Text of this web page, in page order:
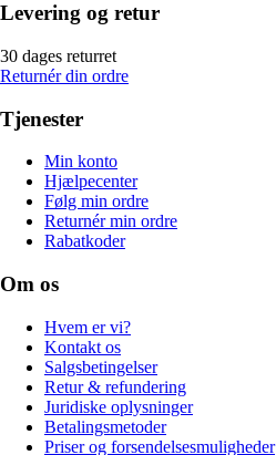
Levering og retur
30 dages returret
Returnér din ordre
Tjenester
Min konto
Hjælpecenter
Følg min ordre
Returnér min ordre
Rabatkoder
Om os
Hvem er vi?
Kontakt os
Salgsbetingelser
Retur & refundering
Juridiske oplysninger
Betalingsmetoder
Priser og forsendelsesmuligheder